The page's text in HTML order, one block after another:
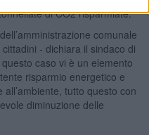
di CO2 risparmiate.
comunale
- dichiara il sindaco di
caso vi è un elemento
risparmio energetico e
tutto questo con
diminuzione delle